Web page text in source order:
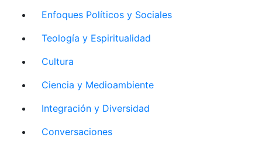
Enfoques Políticos y Sociales
Teología y Espiritualidad
Cultura
Ciencia y Medioambiente
Integración y Diversidad
Conversaciones